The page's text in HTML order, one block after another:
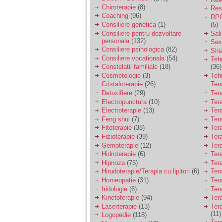
Am 14 ani si o mare
problema. Acum 8 luni
am inceput o relatie
cu un baiat in varsta
de 20 de ani, m-a
cucerit cu vorbe dulci,
cadouri, promisiuni de
casatorie, asa ca m-
am culcat cu el si in
scurt timp am ramas
insarcinata. El cand a
aflat a plecat in afara,
la munca, si a rupt
orice legatura cu
mine. Mama m-a batut
si m-a jignit in ultimul
hal, ba chiar m-a fortat
sa stau sa imi
introduca coada de
mop in vagin.
Am 20 ani si am avut
o viata foarte grea. O
familie care nu m-a
crescut cum trebuie,
tata alcoolic, mai
Chiroterapie (8)
Coaching (96)
Consiliere genetica (1)
Consiliere pentru dezvoltare
personala (132)
Consiliere psihologica(82)
Consiliere vocationala (54)
Constelatii familiale (18)
Cosmetologie (3)
Cristaloterapie (26)
Detoxifiere (29)
Electropunctura (10)
Electroterapie (13)
Feng shui (7)
Fitoterapie (38)
Fizioterapie (39)
Gemoterapie (12)
Hidroterapie (6)
Hipnoza (75)
Hirudoterapie/Terapia cu lipitori (6)
Homeopatie (31)
Iridologie (6)
Kinetoterapie (94)
Laserterapie (13)
Logopedie (118)
(5)
(36)
(11)